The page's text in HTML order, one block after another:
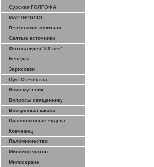
Сурская ГОЛГОФА
МАРТИРОЛОГ
Пензенские святыни
Святые источники
Фотогалерея"ХХ век"
Беседка
Зарисовки
Щит Отечества
Воин-мученик
Вопросы священнику
Воскресная школа
Православные чудеса
Ковчежец
Паломничество
Миссионерство
Милосердие